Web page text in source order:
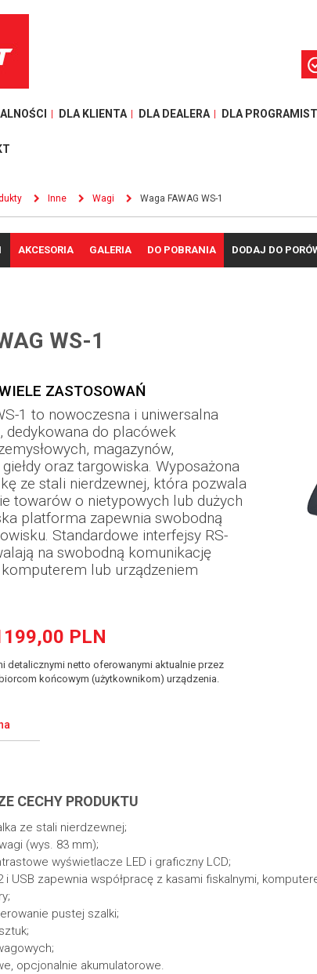
DLA KLIENTA DLA DEALERA DLA
Inne Wagi Waga FAWAG WS-1
AKCESORIA GALERIA DO POBRANIA DODAJ DO
WS-1
ZASTOSOWAŃ
1 to nowoczesna i uniwersalna
dedykowana do placówek
magazynów,
oraz targowiska. Wyposażona
ze stali nierdzewnej, która pozwala
towarów o nietypowych lub dużych
platforma zapewnia swobodną
Standardowe interfejsy RS-
na swobodną komunikację
lub urządzeniem
PLN
detalicznymi netto oferowanymi aktualnie przez
końcowym (użytkownikom) urządzenia.
CECHY PRODUKTU
ze stali nierdzewnej;
(wys. 83 mm);
wyświetlacze LED i graficzny LCD;
i USB zapewnia współpracę z kasami fiskalnymi,
pustej szalki;
opcjonalnie akumulatorowe.